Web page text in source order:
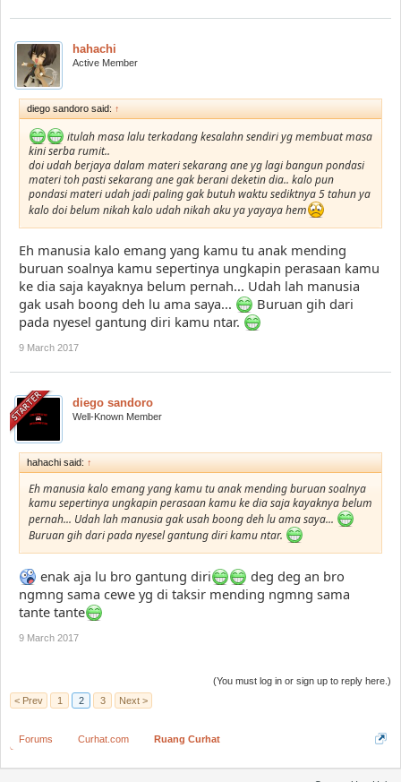
hahachi
Active Member
diego sandoro said: ↑
itulah masa lalu terkadang kesalahn sendiri yg membuat masa
kini serba rumit..
doi udah berjaya dalam materi sekarang ane yg lagi bangun pondasi
materi toh pasti sekarang ane gak berani deketin dia.. kalo pun
pondasi materi udah jadi paling gak butuh waktu sediktnya 5 tahun ya
kalo doi belum nikah kalo udah nikah aku ya yayaya hem
Eh manusia kalo emang yang kamu tu anak mending
buruan soalnya kamu sepertinya ungkapin perasaan kamu
ke dia saja kayaknya belum pernah... Udah lah manusia
gak usah boong deh lu ama saya...
Buruan gih dari
pada nyesel gantung diri kamu ntar.
9 March 2017
diego sandoro
Well-Known Member
hahachi said: ↑
Eh manusia kalo emang yang kamu tu anak mending buruan soalnya
kamu sepertinya ungkapin perasaan kamu ke dia saja kayaknya belum
pernah... Udah lah manusia gak usah boong deh lu ama saya...
Buruan gih dari pada nyesel gantung diri kamu ntar.
enak aja lu bro gantung diri
deg deg an bro
ngmng sama cewe yg di taksir mending ngmng sama
tante tante
9 March 2017
(You must log in or sign up to reply here.)
< Prev
1 2 3 Next >
Forums Curhat.com Ruang Curhat